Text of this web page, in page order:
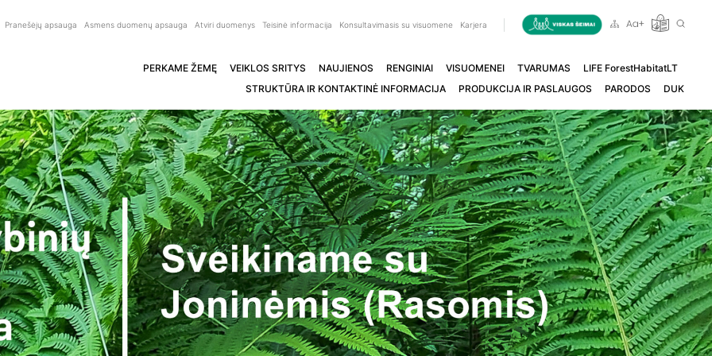
Pranešėjų apsauga Asmens duomenų apsauga Atviri duomenys Teisinė informacija Konsultavimasis su visuomene Karjera
PERKAME ŽEMĘ VEIKLOS SRITYS NAUJIENOS RENGINIAI VISUOMENEI TVARUMAS
LIFE ForestHabitatLT
STRUKTŪRA IR KONTAKTINĖ INFORMACIJA
PRODUKCIJA IR PASLAUGOS PARODOS DUK